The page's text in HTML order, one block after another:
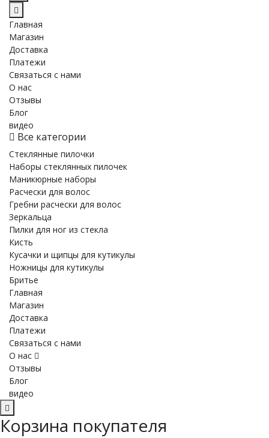
Главная
Магазин
Доставка
Платежи
Связаться с нами
О нас
Отзывы
Блог
видео
Все категории
Стеклянные пилочки
Наборы стеклянных пилочек
Маникюрные наборы
Расчески для волос
Гребни расчески для волос
Зеркальца
Пилки для ног из стекла
Кисть
Кусачки и щипцы для кутикулы
Ножницы для кутикулы
Бритье
Главная
Магазин
Доставка
Платежи
Связаться с нами
О нас
Отзывы
Блог
видео
Корзина покупателя